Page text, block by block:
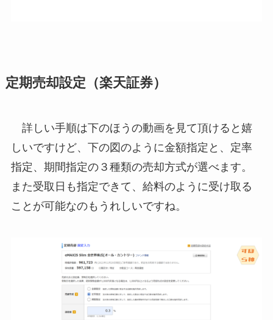
定期売却設定（楽天証券）
詳しい手順は下のほうの動画を見て頂けると嬉
しいですけど、下の図のように金額指定 と、 定率
指定 、 期間指定の３種類の売却方式が選べます。
また受取日も指定できて、給料のように受け取る
ことが可能なのもうれしいですね。